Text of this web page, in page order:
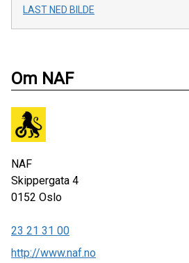
LAST NED BILDE
Om NAF
NAF
Skippergata 4
0152 Oslo
23 21 31 00
http://www.naf.no